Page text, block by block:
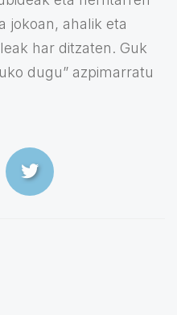
jokoan, ahalik eta
har ditzaten. Guk
dugu” azpimarratu